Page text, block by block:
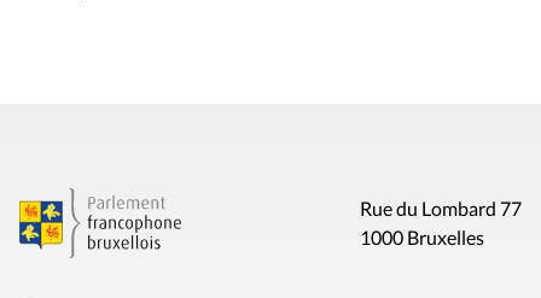
Rue du Lombard 77
1000 Bruxelles